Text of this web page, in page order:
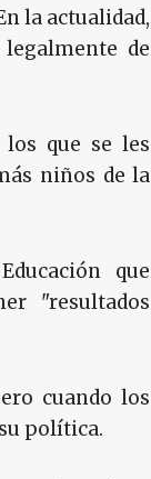
la actualidad,
de
que se les
niños de la
que
"resultados
cuando los
política.